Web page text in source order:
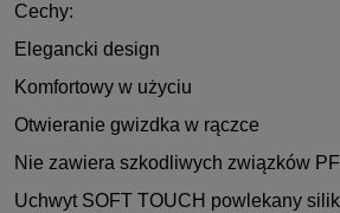
Cechy:
Elegancki design
Komfortowy w użyciu
Otwieranie gwizdka w rączce
Nie zawiera szkodliwych związków
Uchwyt SOFT TOUCH powlekany